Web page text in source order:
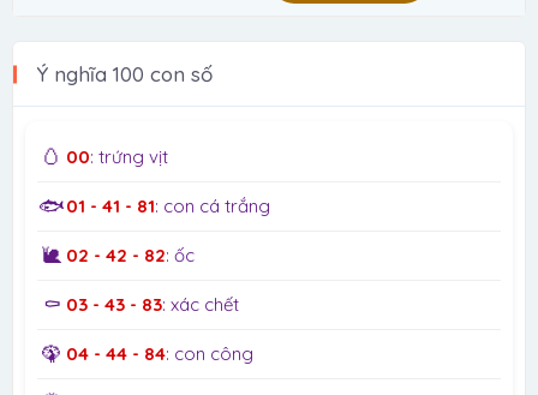
Ý nghĩa 100 con số
🥚 00: trứng vịt
🐟01 - 41 - 81: con cá trắng
🐌 02 - 42 - 82: ốc
⚰️ 03 - 43 - 83: xác chết
🦚 04 - 44 - 84: con công